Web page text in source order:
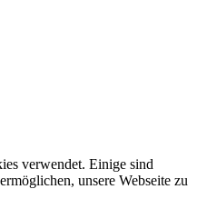
verwendet. Einige sind
unsere Webseite zu